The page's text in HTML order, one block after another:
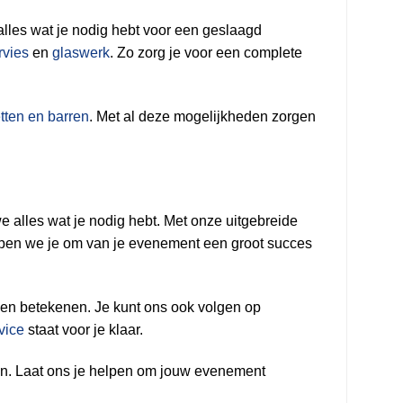
wat je nodig hebt voor een geslaagd
en glaswerk. Zo zorg je voor een complete
en barren. Met al deze mogelijkheden zorgen
alles wat je nodig hebt. Met onze uitgebreide
we je om van je evenement een groot succes
betekenen. Je kunt ons ook volgen op
staat voor je klaar.
Laat ons je helpen om jouw evenement